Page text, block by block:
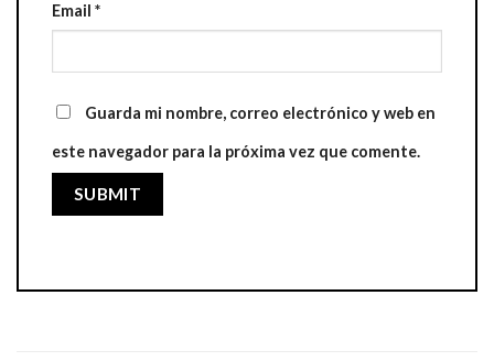
Email *
Guarda mi nombre, correo electrónico y web en
este navegador para la próxima vez que comente.